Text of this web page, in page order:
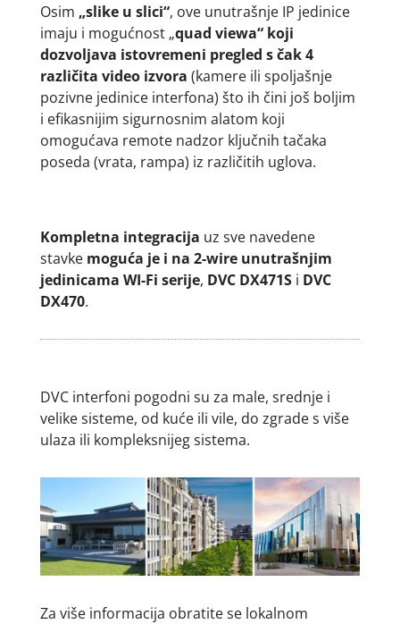
Osim „slike u slici“, ove unutrašnje IP jedinice
imaju i mogućnost „quad viewa“ koji
dozvoljava istovremeni pregled s čak 4
različita video izvora (kamere ili spoljašnje
pozivne jedinice interfona) što ih čini još boljim
i efikasnijim sigurnosnim alatom koji
omogućava remote nadzor ključnih tačaka
poseda (vrata, rampa) iz različitih uglova.
Kompletna integracija uz sve navedene
stavke moguća je i na 2-wire unutrašnjim
jedinicama WI-Fi serije, DVC DX471Si DVC
DX470.
DVC interfoni pogodni su za male, srednje i
velike sisteme, od kuće ili vile, do zgrade s više
ulaza ili kompleksnijeg sistema.
Za više informacija obratite se lokalnom